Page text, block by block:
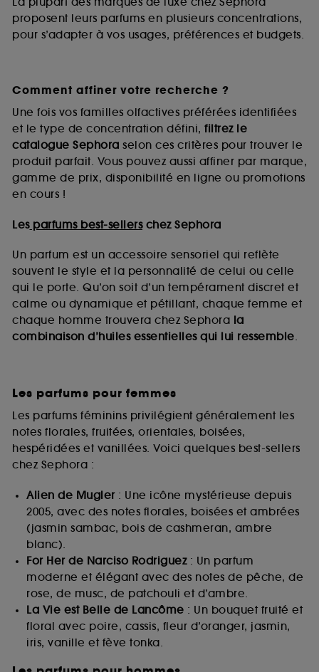
proposent leurs parfums en plusieurs concentrations,
pour s’adapter à vos usages, préférences et budgets.
Comment affiner votre recherche ?
Une fois vos familles olfactives préférées identifiées
et le type de concentration défini, filtrez le
catalogue Sephora selon ces critères pour trouver le
produit parfait. Vous pouvez aussi affiner par marque,
gamme de prix, disponibilité en ligne ou promotions
en cours !
Lesparfums best-sellerschez Sephora
Un parfum est un accessoire sensoriel qui reflète
souvent le style et la personnalité de celui ou celle
qui le porte. Qu’on soit d’un tempérament discret et
calme ou dynamique et pétillant, chaque femme et
chaque homme trouvera chez Sephora la
combinaison d’huiles essentielles qui lui ressemble.
Les parfums pour femmes
Les parfums féminins privilégient généralement les
notes florales, fruitées, orientales, boisées,
hespéridées et vanillées. Voici quelques best-sellers
chez Sephora :
Alien de Mugler: Une icône mystérieuse depuis
2005, avec des notes florales, boisées et ambrées
(jasmin sambac, bois de cashmeran, ambre
blanc).
For Her de Narciso Rodriguez: Un parfum
moderne et élégant avec des notes de pêche, de
rose, de musc, de patchouli et d’ambre.
La Vie est Belle de Lancôme : Un bouquet fruité et
floral avec poire, cassis, fleur d’oranger, jasmin,
iris, vanille et fève tonka.